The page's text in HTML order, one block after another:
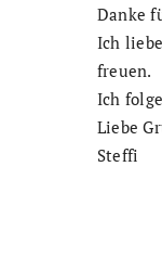
Danke
Ich
freuen.
Ich
Liebe
Steffi